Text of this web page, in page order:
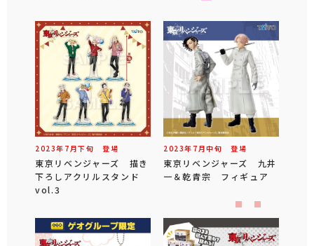
2023年 7 月下旬 登場
東京リベンジャーズ 描き
下ろしアクリルスタンド
vol.3
2023年 7 月中旬 登場
東京リベンジャーズ 九井
一＆乾青宗 フィギュア